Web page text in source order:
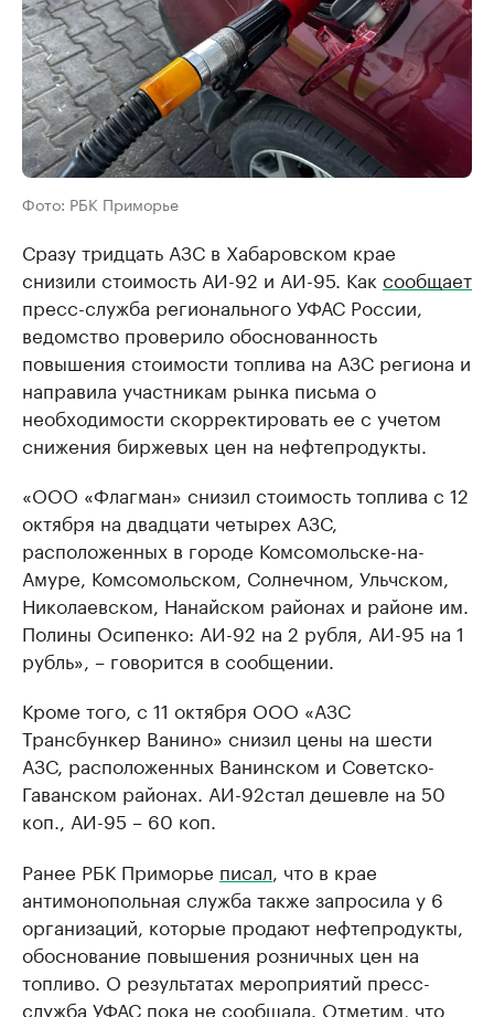
Фото: РБК Приморье
Сразу тридцать АЗС в Хабаровском крае
снизили стоимость АИ-92 и АИ-95. Как сообщает
пресс-служба регионального УФАС России,
ведомство проверило обоснованность
повышения стоимости топлива на АЗС региона и
направила участникам рынка письма о
необходимости скорректировать ее с учетом
снижения биржевых цен на нефтепродукты.
«ООО «Флагман» снизил стоимость топлива с 12
октября на двадцати четырех АЗС,
расположенных в городе Комсомольске-на-
Амуре, Комсомольском, Солнечном, Ульчском,
Николаевском, Нанайском районах и районе им.
Полины Осипенко: АИ-92 на 2 рубля, АИ-95 на 1
рубль», – говорится в сообщении.
Кроме того, с 11 октября ООО «АЗС
Трансбункер Ванино» снизил цены на шести
АЗС, расположенных Ванинском и Советско-
Гаванском районах. АИ-92стал дешевле на 50
коп., АИ-95 – 60 коп.
Ранее РБК Приморье писал , что в крае
антимонопольная служба также запросила у 6
организаций, которые продают нефтепродукты,
обоснование повышения розничных цен на
топливо. О результатах мероприятий пресс-
служба УФАС пока не сообщала. Отметим, что